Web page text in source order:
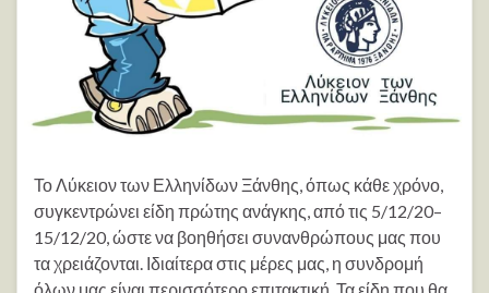
Το Λύκειον των Ελληνίδων Ξάνθης, όπως κάθε χρόνο,
συγκεντρώνει είδη πρώτης ανάγκης, από τις 5/12/20–
15/12/20, ώστε να βοηθήσει συνανθρώπους μας που
τα χρειάζονται. Ιδιαίτερα στις μέρες μας, η συνδρομή